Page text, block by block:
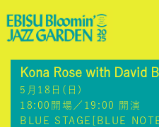
Kona Rose with David
5月18日(日)
18:00開場／19:00 開演
BLUE STAGE[BLUE